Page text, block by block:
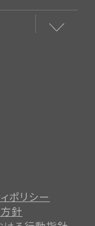
ポリシー
針